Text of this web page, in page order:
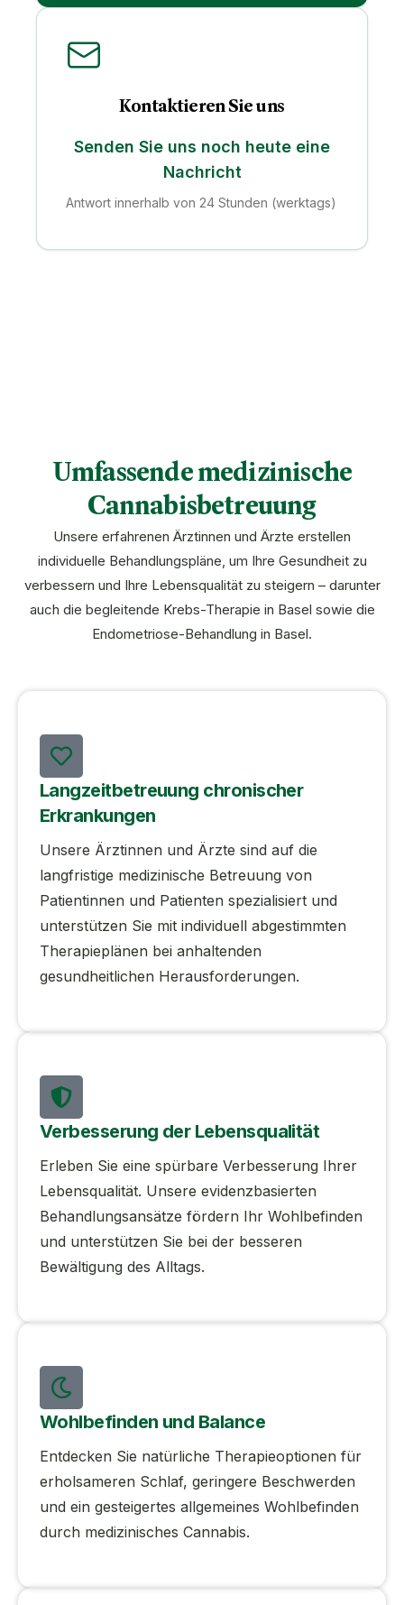
Kontaktieren Sie uns
Senden Sie uns noch heute eine
Nachricht
Antwort innerhalb von 24 Stunden (werktags)
Umfassende medizinische
Cannabisbetreuung
Unsere erfahrenen Ärztinnen und Ärzte erstellen
individuelle Behandlungspläne, um Ihre Gesundheit zu
verbessern und Ihre Lebensqualität zu steigern – darunter
auch die begleitende Krebs-Therapie in Basel sowie die
Endometriose-Behandlung in Basel.
Langzeitbetreuung chronischer
Erkrankungen
Unsere Ärztinnen und Ärzte sind auf die
langfristige medizinische Betreuung von
Patientinnen und Patienten spezialisiert und
unterstützen Sie mit individuell abgestimmten
Therapieplänen bei anhaltenden
gesundheitlichen Herausforderungen.
Verbesserung der Lebensqualität
Erleben Sie eine spürbare Verbesserung Ihrer
Lebensqualität. Unsere evidenzbasierten
Behandlungsansätze fördern Ihr Wohlbefinden
und unterstützen Sie bei der besseren
Bewältigung des Alltags.
Wohlbefinden und Balance
Entdecken Sie natürliche Therapieoptionen für
erholsameren Schlaf, geringere Beschwerden
und ein gesteigertes allgemeines Wohlbefinden
durch medizinisches Cannabis.